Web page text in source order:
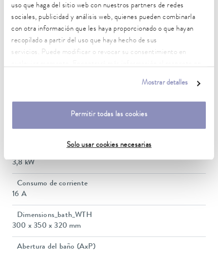
uso que haga del sitio web con nuestros partners de redes
sociales, publicidad y análisis web, quienes pueden combinarla
con otra información que les haya proporcionado o que hayan
recopilado a partir del uso que haya hecho de sus
servicios. Puede modificar o revocar su consentimiento en
Mostrar detalles
Permitir todas las cookies
Solo usar cookies necesarias
-30 ... 200 °C
Rango de temperatura de funcionamiento
-30 ... 200 °C
5 ... 40 °C
0,01 ± K
2.8 ... 3.7 kW
3,8 kW
Consumo de corriente
16 A
Dimensions_bath_WTH
300 x 350 x 320 mm
Abertura del baño (AxP)